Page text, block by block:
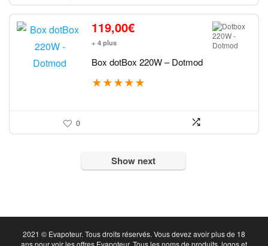
119,00€
+ 4 plus
Box dotBox 220W – Dotmod
★★★★★
0
Show next
2021 © Evapoteur. Tous droits réservés. Vous devez avoir plus de 18
ans pour voir les offres Evapoteur. Tous les noms de produits, logos et